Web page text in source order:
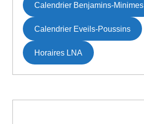
Calendrier Benjamins-Minimes
Calendrier Eveils-Poussins
Horaires LNA